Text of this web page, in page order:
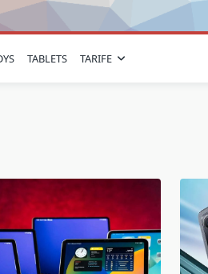
TABLETS TARIFE